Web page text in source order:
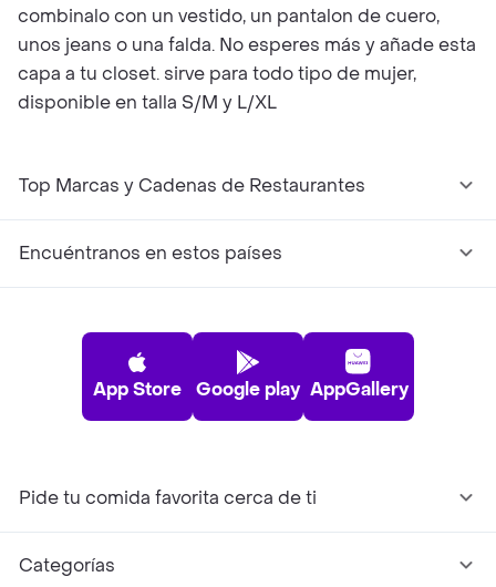
combinalo con un vestido, un pantalon de cuero,
unos jeans o una falda. No esperes más y añade esta
capa a tu closet. sirve para todo tipo de mujer,
disponible en talla S/M y L/XL
Top Marcas y Cadenas de Restaurantes
Encuéntranos en estos países
App Store Google play AppGallery
Pide tu comida favorita cerca de ti
Categorías